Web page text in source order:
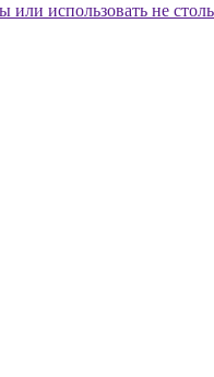
использовать не